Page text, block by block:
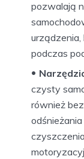
pozwalają
urządzenia,
podczas
czysty
również